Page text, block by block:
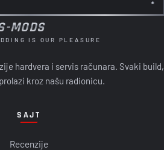
MODS
IS OUR PLEASURE
hardvera i servis računara. Svaki build,
kroz našu radionicu.
SAJT
Recenzije